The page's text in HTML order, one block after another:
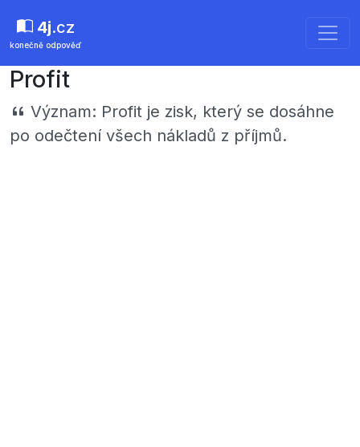
4j.cz
konečně odpověď
Profit
Význam: Profit je zisk, který se dosáhne
po odečtení všech nákladů z příjmů.